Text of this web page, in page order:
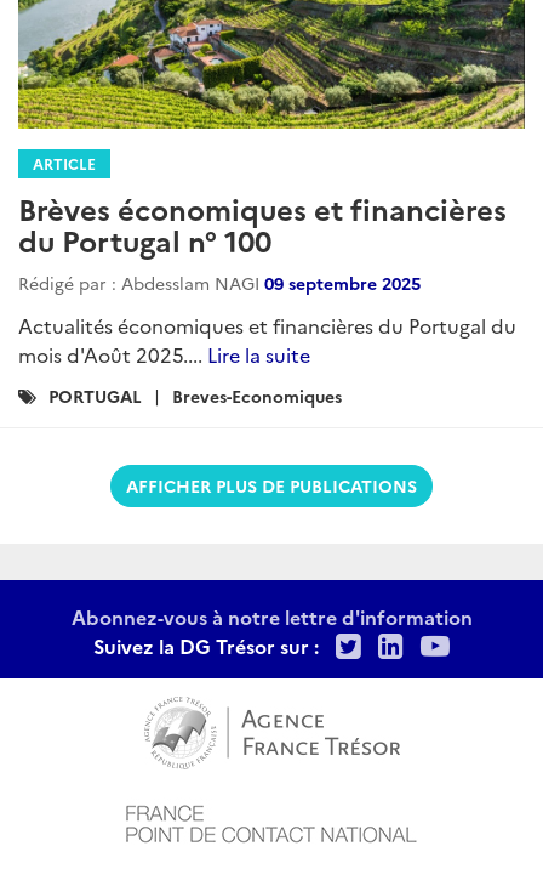
ARTICLE
Brèves économiques et financières
du Portugal n° 100
Rédigé par : Abdesslam NAGI 09 septembre 2025
Actualités économiques et financières du Portugal du
mois d'Août 2025.... Lire la suite
Catégories
PORTUGAL Breves-Economiques
AFFICHER PLUS DE PUBLICATIONS
Abonnez-vous à notre lettre d'information
Suivez la DG Trésor sur :
TwitterLinkedIn